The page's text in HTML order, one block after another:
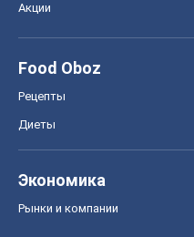
Акции
Food Oboz
Рецепты
Диеты
Экономика
Рынки и компании